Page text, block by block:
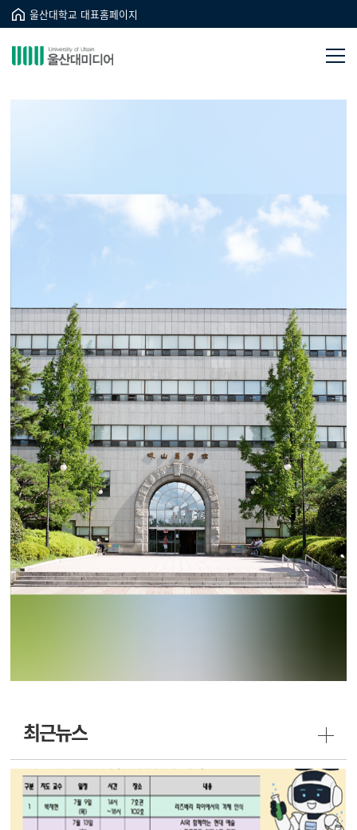
울산대학교 대표홈페이지
최근뉴스